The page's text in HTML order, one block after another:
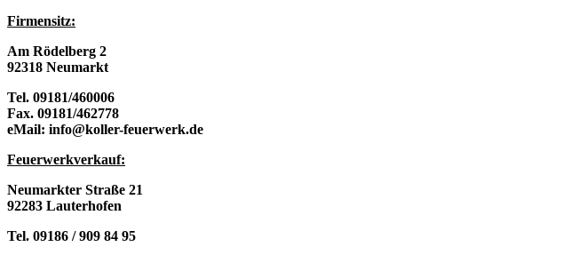
Firmensitz:
Am Rödelberg 2
92318 Neumarkt
Tel. 09181/460006
Fax. 09181/462778
eMail: info@koller-feuerwerk.de
Feuerwerkverkauf:
Neumarkter Straße 21
92283 Lauterhofen
Tel. 09186 / 909 84 95